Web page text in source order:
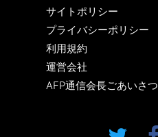
サイトポリシー
プライバシーポリシー
利用規約
運営会社
AFP通信会長ごあいさつ